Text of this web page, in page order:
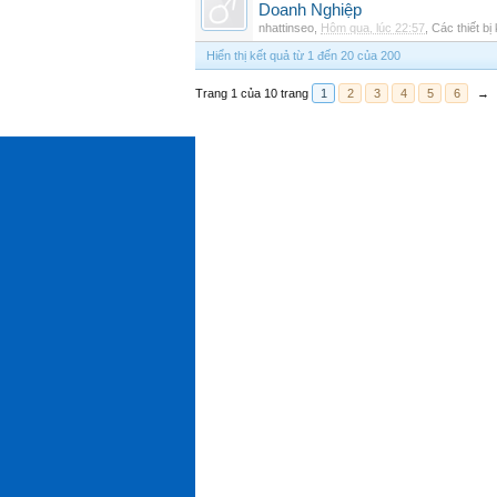
Doanh Nghiệp
nhattinseo Hôm qua, lúc 22:57 Các thiết bị
Hiển thị kết quả từ 1 đến 20 của 200
Trang 1 của 10 trang 1 2 3 4 5 6 →